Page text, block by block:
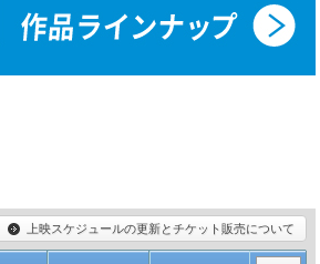
上映スケジュールの更新とチケット販売について